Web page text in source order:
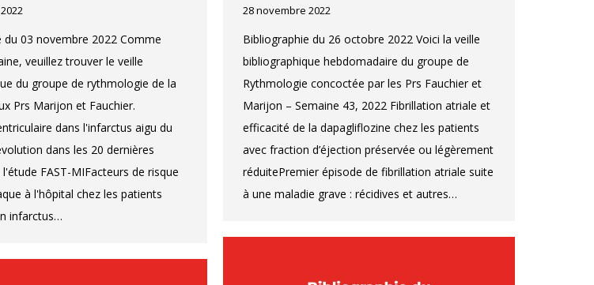
du 03 novembre 2022 Comme
veuillez trouver le veille
du groupe de rythmologie de la
Prs Marijon et Fauchier.
dans l'infarctus aigu du
dans les 20 dernières
FAST-MIFacteurs de risque
à l'hôpital chez les patients
infarctus…
28 novembre 2022
Bibliographie du 26 octobre 2022 Voici la veille
bibliographique hebdomadaire du groupe de
Rythmologie concoctée par les Prs Fauchier et
Marijon – Semaine 43, 2022 Fibrillation atriale et
efficacité de la dapagliflozine chez les patients
avec fraction d’éjection préservée ou légèrement
réduitePremier épisode de fibrillation atriale suite
à une maladie grave : récidives et autres…